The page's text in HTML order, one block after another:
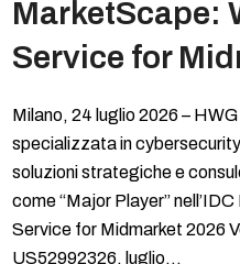
MarketScape:
Service for
Milano, 24 luglio 2026 –
specializzata in
soluzioni strategiche e
come “Major Player”
Service for Midmarket 2026
US52992326, luglio…